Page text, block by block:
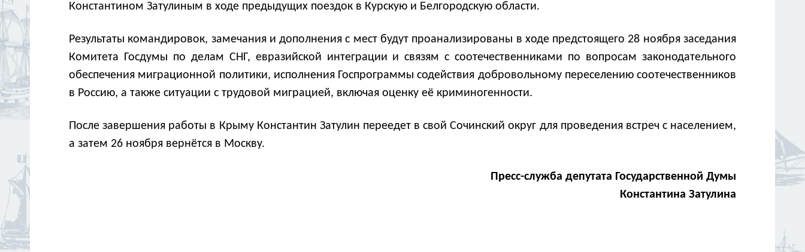
Константином Затулиным в ходе предыдущих поездок в Курскую и Белгородскую области.
Результаты командировок, замечания и дополнения с мест будут проанализированы в ходе предстоящего 28 ноября заседания
Комитета Госдумы по делам СНГ, евразийской интеграции и связям с соотечественниками по вопросам законодательного
обеспечения миграционной политики, исполнения Госпрограммы содействия добровольному переселению соотечественников
в Россию, а также ситуации с трудовой миграцией, включая оценку её криминогенности.
После завершения работы в Крыму Константин Затулин переедет в свой Сочинский округ для проведения встреч с населением,
а затем 26 ноября вернётся в Москву.
Пресс-служба депутата Государственной Думы
Константина Затулина